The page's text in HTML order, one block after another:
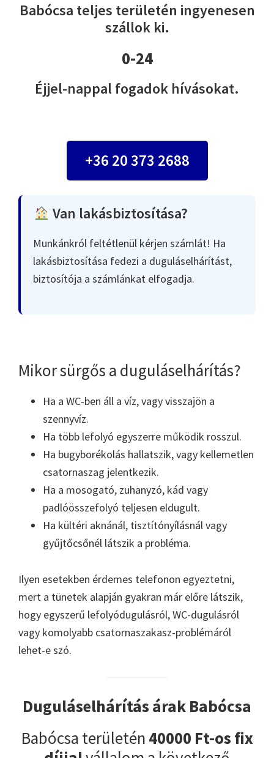
Babócsa teljes területén ingyenesen
szállok ki.
0-24
Éjjel-nappal fogadok hívásokat.
+36 20 373 2688
Van lakásbiztosítása?
Munkánkról feltétlenül kérjen számlát! Ha
lakásbiztosítása fedezi a duguláselhárítást,
biztosítója a számlánkat elfogadja.
Mikor sürgős a duguláselhárítás?
Ha a WC-ben áll a víz, vagy visszajön a
szennyvíz.
Ha több lefolyó egyszerre működik rosszul.
Ha bugyborékolás hallatszik, vagy kellemetlen
csatornaszag jelentkezik.
Ha a mosogató, zuhanyzó, kád vagy
padlóösszefolyó teljesen eldugult.
Ha kültéri aknánál, tisztítónyílásnál vagy
gyűjtőcsőnél látszik a probléma.
Ilyen esetekben érdemes telefonon egyeztetni,
mert a tünetek alapján gyakran már előre látszik,
hogy egyszerű lefolyódugulásról, WC-dugulásról
vagy komolyabb csatornaszakasz-problémáról
lehet-e szó.
Duguláselhárítás árak Babócsa
Babócsa területén 40000 Ft-os fix